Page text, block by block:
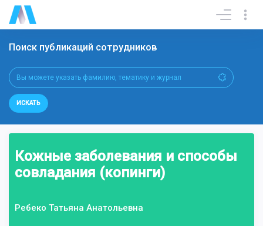
Поиск публикаций сотрудников
ИСКАТЬ
Кожные заболевания и способы
совладания (копинги)
Ребеко Татьяна Анатольевна